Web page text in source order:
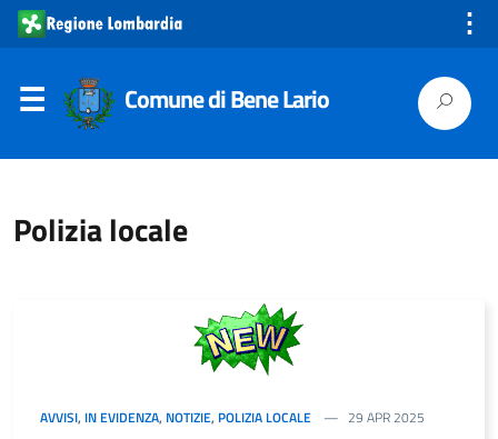
⋮
Comune di Bene Lario
Polizia locale
AVVISI, IN EVIDENZA, NOTIZIE, POLIZIA LOCALE 29 APR 2025